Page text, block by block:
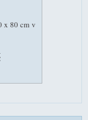
x 80 cm v